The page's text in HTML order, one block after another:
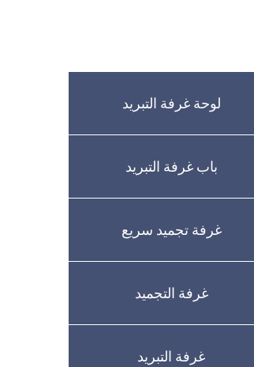
لوحة غرفة التبريد
باب غرفة التبريد
غرفة تجميد سريع
غرفة التجميد
غرفة التبريد